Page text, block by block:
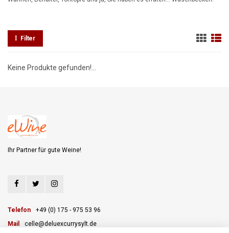
Filter
Keine Produkte gefunden!...
Ihr Partner für gute Weine!
Telefon
+49 (0) 175 - 975 53 96
Mail
celle@deluexcurrysylt.de